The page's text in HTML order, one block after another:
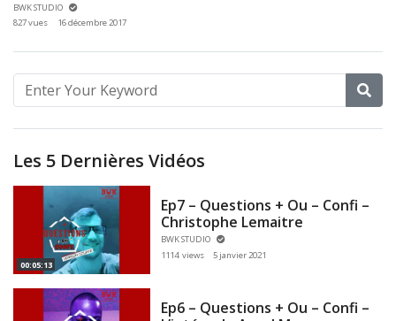
BWK STUDIO
827 vues
16 décembre 2017
Les 5 Dernières Vidéos
00:05:13
Ep7 – Questions + Ou – Confi –
Christophe Lemaitre
BWK STUDIO
1114 views
5 janvier 2021
Ep6 – Questions + Ou – Confi –